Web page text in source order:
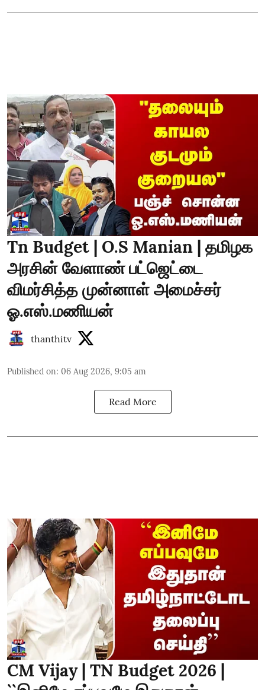
Tn Budget | O.S Manian | தமிழக
அரசின் வேளாண் பட்ஜெட்டை
விமர்சித்த முன்னாள் அமைச்சர்
ஓ.எஸ்.மணியன்
thanthitv
Published on: 06 Aug 2026, 9:05 am
Read More
CM Vijay | TN Budget 2026 |